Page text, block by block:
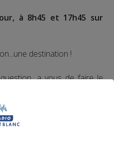
à 8h45 et 17h45 sur
destination !
a vous de faire le
dans la région !
toute la journée pour